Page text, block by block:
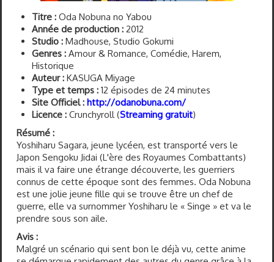
Titre : Oda Nobuna no Yabou
Année de production : 2012
Studio : Madhouse, Studio Gokumi
Genres : Amour & Romance, Comédie, Harem,
Historique
Auteur : KASUGA Miyage
Type et temps : 12 épisodes de 24 minutes
Site Officiel : http://odanobuna.com/
Licence : Crunchyroll (Streaming gratuit)
Résumé :
Yoshiharu Sagara, jeune lycéen, est transporté vers le
Japon Sengoku Jidai (L'ère des Royaumes Combattants)
mais il va faire une étrange découverte, les guerriers
connus de cette époque sont des femmes. Oda Nobuna
est une jolie jeune fille qui se trouve être un chef de
guerre, elle va surnommer Yoshiharu le « Singe » et va le
prendre sous son aile.
Avis :
Malgré un scénario qui sent bon le déjà vu, cette anime